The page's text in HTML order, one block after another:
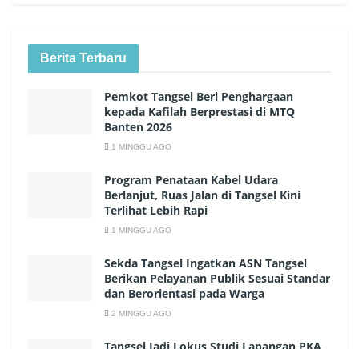
Berita Terbaru
Pemkot Tangsel Beri Penghargaan
kepada Kafilah Berprestasi di MTQ
Banten 2026
1 MINGGU AGO
Program Penataan Kabel Udara
Berlanjut, Ruas Jalan di Tangsel Kini
Terlihat Lebih Rapi
1 MINGGU AGO
Sekda Tangsel Ingatkan ASN Tangsel
Berikan Pelayanan Publik Sesuai Standar
dan Berorientasi pada Warga
2 MINGGU AGO
Tangsel Jadi Lokus Studi Lapangan PKA